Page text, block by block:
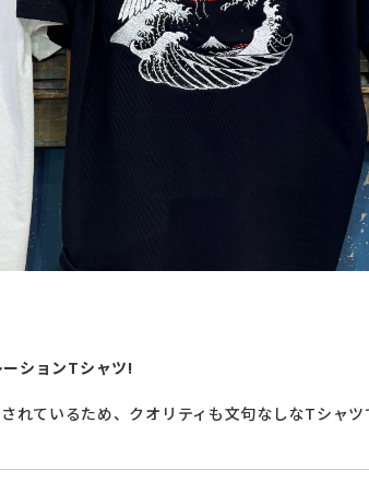
ションTシャツ!
れているため、クオリティも文句なしなTシャツ